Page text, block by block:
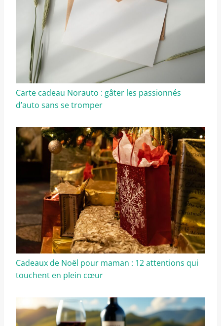
Carte cadeau Norauto : gâter les passionnés
d’auto sans se tromper
Cadeaux de Noël pour maman : 12 attentions qui
touchent en plein cœur